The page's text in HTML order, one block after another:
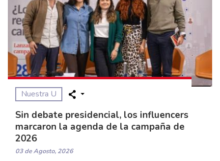
Nuestra U
Sin debate presidencial, los influencers
marcaron la agenda de la campaña de
2026
03 de Agosto, 2026